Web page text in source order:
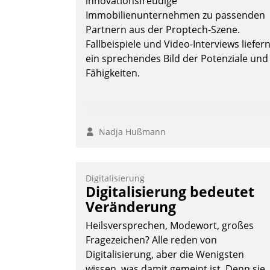
Immobilienunternehmen zu passenden
Partnern aus der Proptech-Szene.
Fallbeispiele und Video-Interviews liefern
ein sprechendes Bild der Potenziale und
Fähigkeiten.
Nadja Hußmann
Digitalisierung
Digitalisierung bedeutet
Veränderung
Heilsversprechen, Modewort, großes
Fragezeichen? Alle reden von
Digitalisierung, aber die Wenigsten